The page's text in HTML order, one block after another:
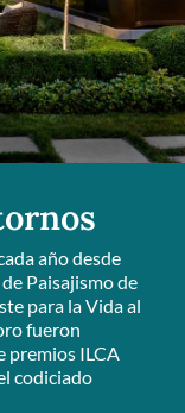
año desde
Paisajismo de
para la Vida al
fueron
premios ILCA
codiciado